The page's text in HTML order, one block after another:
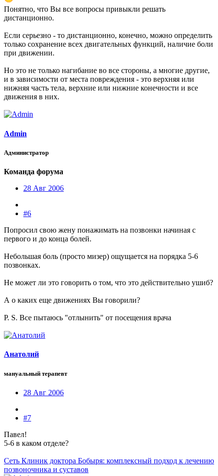
Понятно, что Вы все вопросы привыкли решать
дистанционно.
Если серьезно - то дистанционно, конечно, можно определить
только сохранение всех двигательных функций, наличие боли
при движении.
Но это не только нагибание во все стороны, а многие другие,
и в зависимости от места повреждения - это верхняя или
нижняя часть тела, верхние или нижние конечности и все
движения в них.
Admin
Администратор
Команда форума
28 Авг 2006
#6
Попросил свою жену понажимать на позвонки начиная с
первого и до конца болей.
Небольшая боль (просто мизер) ощущается на порядка 5-6
позвонках.
Не может ли это говорить о том, что это действительно ушиб?
А о каких еще движениях Вы говорили?
P. S. Все пытаюсь "отлынить" от посещения врача
Анатолий
мануальный терапевт
28 Авг 2006
#7
Павел!
5-6 в каком отделе?
Сеть Клиник доктора Бобыря: комплексный подход к лечению
позвоночника и суставов